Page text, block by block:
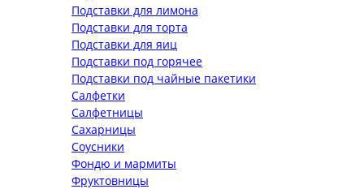
Подставки для лимона
Подставки для торта
Подставки для яиц
Подставки под горячее
Подставки под чайные пакетики
Салфетки
Салфетницы
Сахарницы
Соусники
Фондю и мармиты
Фруктовницы